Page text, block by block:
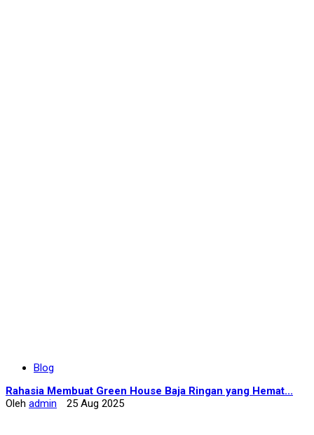
Blog
Rahasia Membuat Green House Baja Ringan yang Hemat...
Oleh admin 25 Aug 2025